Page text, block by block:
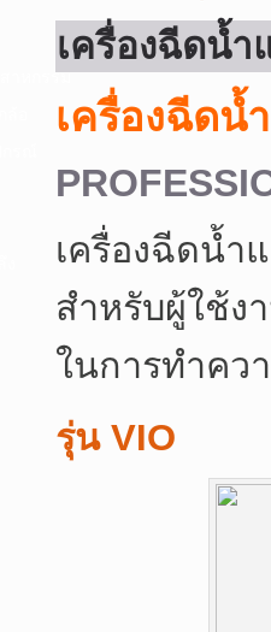
สาหกรรม
เครื่องฉีดน้ำ
เครื่องฉีดน้
เครื่องฉีดน้ำ
สำหรับผู้ใช้ง
ในการทำคว
รุ่น VIO